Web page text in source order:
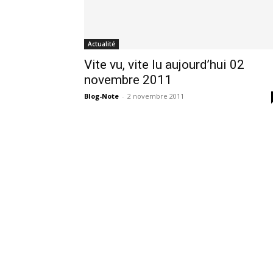
Actualité
Vite vu, vite lu aujourd’hui 02
novembre 2011
Blog-Note - 2 novembre 2011